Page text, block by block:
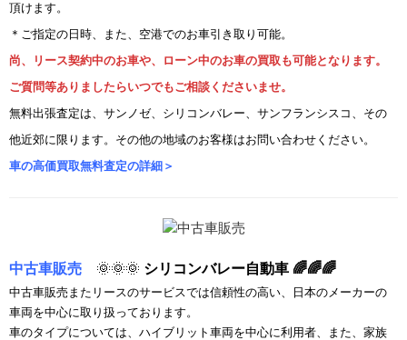
頂けます。
＊ご指定の日時、また、空港でのお車引き取り可能。
尚、リース契約中のお車や、ローン中のお車の買取も可能となります。
ご質問等ありましたらいつでもご相談くださいませ。
無料出張査定は、サンノゼ、シリコンバレー、サンフランシスコ、その
他近郊に限ります。その他の地域のお客様はお問い合わせください。
車の高価買取無料査定の詳細＞
中古車販売 🌞🌞🌞 シリコンバレー自動車 🌈🌈🌈
中古車販売またリースのサービスでは信頼性の高い、日本のメーカーの
車両を中心に取り扱っております。
車のタイプについては、ハイブリット車両を中心に利用者、また、家族